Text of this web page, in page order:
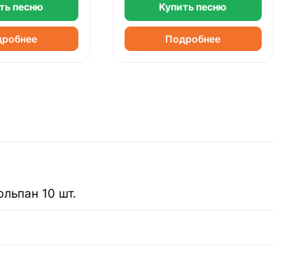
песню Купить песню
Подробнее
10 шт.